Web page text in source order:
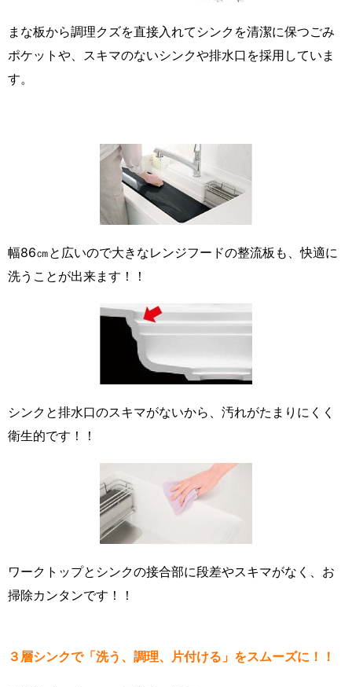
まな板から調理クズを直接入れてシンクを清潔に保つごみ
ポケットや、スキマのないシンクや排水口を採用していま
す。
幅86㎝と広いので大きなレンジフードの整流板も、快適に
洗うことが出来ます！！
シンクと排水口のスキマがないから、汚れがたまりにくく
衛生的です！！
ワークトップとシンクの接合部に段差やスキマがなく、お
掃除カンタンです！！
３層シンクで「洗う、調理、片付ける」をスムーズに！！